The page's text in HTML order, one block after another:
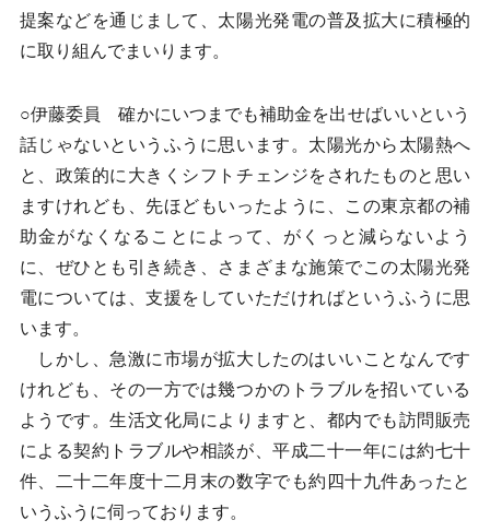
提案などを通じまして、太陽光発電の普及拡大に積極的
に取り組んでまいります。
○伊藤委員 確かにいつまでも補助金を出せばいいという
話じゃないというふうに思います。太陽光から太陽熱へ
と、政策的に大きくシフトチェンジをされたものと思い
ますけれども、先ほどもいったように、この東京都の補
助金がなくなることによって、がくっと減らないよう
に、ぜひとも引き続き、さまざまな施策でこの太陽光発
電については、支援をしていただければというふうに思
います。
しかし、急激に市場が拡大したのはいいことなんです
けれども、その一方では幾つかのトラブルを招いている
ようです。生活文化局によりますと、都内でも訪問販売
による契約トラブルや相談が、平成二十一年には約七十
件、二十二年度十二月末の数字でも約四十九件あったと
いうふうに伺っております。